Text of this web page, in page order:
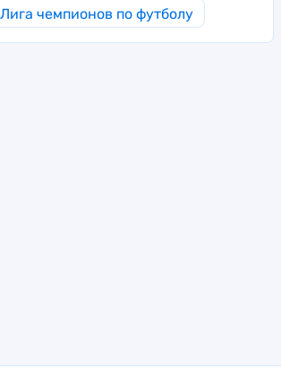
Лига чемпионов по футболу